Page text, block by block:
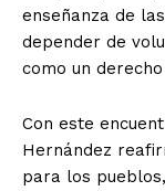
enseñanza de
depender de
como un
Con este
Hernández
para los